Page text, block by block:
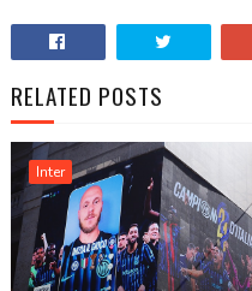
RELATED POSTS
Inter